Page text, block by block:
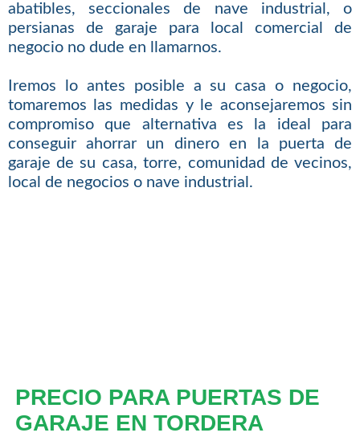
abatibles, seccionales de nave industrial, o
persianas de garaje para local comercial de
negocio no dude en llamarnos.
Iremos lo antes posible a su casa o negocio,
tomaremos las medidas y le aconsejaremos sin
compromiso que alternativa es la ideal para
conseguir ahorrar un dinero en la puerta de
garaje de su casa, torre, comunidad de vecinos,
local de negocios o nave industrial.
PRECIO PARA PUERTAS DE
GARAJE EN TORDERA